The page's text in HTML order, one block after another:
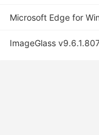
Microsoft Edge for
ImageGlass